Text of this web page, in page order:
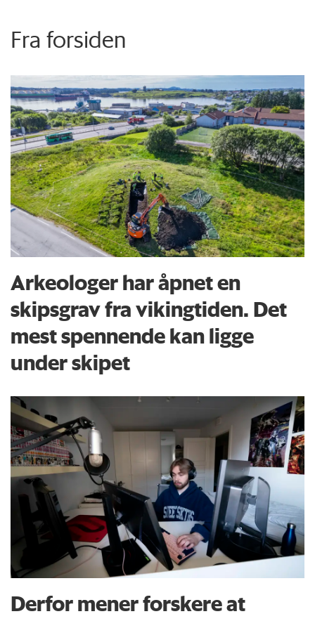
Fra forsiden
Arkeologer har åpnet en
skipsgrav fra vikingtiden. Det
mest spennende kan ligge
under skipet
Derfor mener forskere at